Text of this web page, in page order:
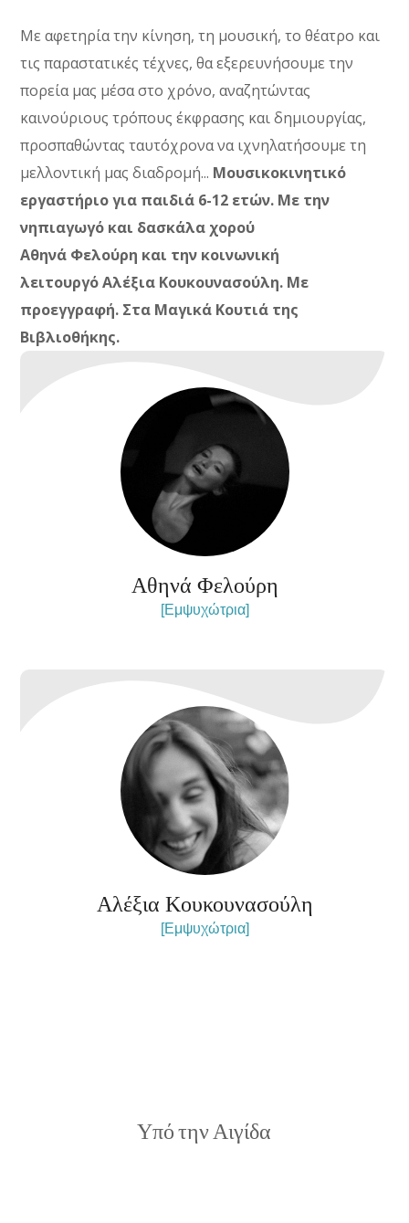
Με αφετηρία την κίνηση, τη μουσική, το θέατρο και
τις παραστατικές τέχνες, θα εξερευνήσουμε την
πορεία μας μέσα στο χρόνο, αναζητώντας
καινούριους τρόπους έκφρασης και δημιουργίας,
προσπαθώντας ταυτόχρονα να ιχνηλατήσουμε τη
μελλοντική μας διαδρομή... Μουσικοκινητικό
εργαστήριο για παιδιά 6-12 ετών. Με την
νηπιαγωγό και δασκάλα χορού
Αθηνά Φελούρη και την κοινωνική
λειτουργόΑλέξια Κουκουνασούλη. Με
προεγγραφή. Στα Μαγικά Κουτιά της
Βιβλιοθήκης.
Αθηνά Φελούρη
[Εμψυχώτρια]
Αλέξια Κουκουνασούλη
[Εμψυχώτρια]
Υπό την Αιγίδα